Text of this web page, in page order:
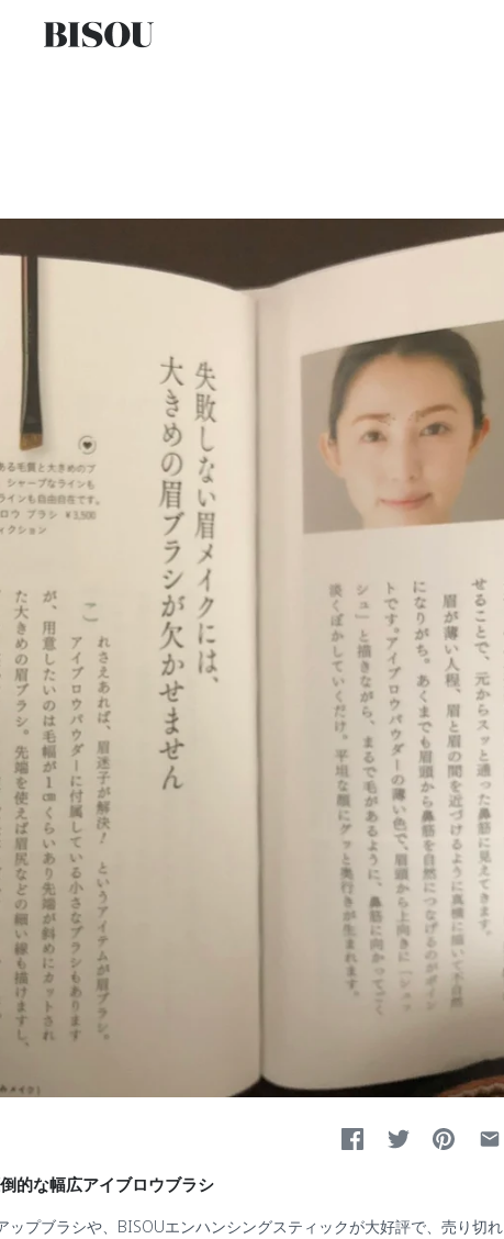
的な幅広アイブロウブラシ
ップブラシや、BISOUエンハンシングスティックが大好評で、売り切れ